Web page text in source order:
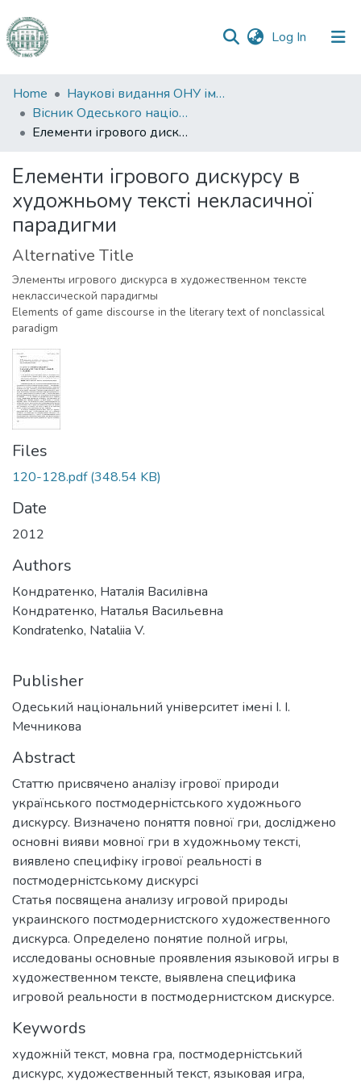
Log In (current)
Communities
&
Collections
Statistics
Home
Наукові видання ОНУ імені І. І. Мечникова
Вісник Одеського національного університету. Філологія
Елементи ігрового дискурсу в художньому тексті некласичної парадигми
Елементи ігрового дискурсу в
художньому тексті некласичної
парадигми
Alternative Title
Элементы игрового дискурса в художественном тексте
неклассической парадигмы
Elements of game discourse in the literary text of nonclassical
paradigm
Files
120-128.pdf(348.54 KB)
Date
2012
Authors
Кондратенко, Наталія Василівна
Кондратенко, Наталья Васильевна
Kondratenko, Nataliia V.
Publisher
Одеський національний університет імені І. І.
Мечникова
Abstract
Статтю присвячено аналізу ігрової природи
українського постмодерністського художнього
дискурсу. Визначено поняття повної гри, досліджено
основні вияви мовної гри в художньому тексті,
виявлено специфіку ігрової реальності в
постмодерністському дискурсі
Статья посвящена анализу игровой природы
украинского постмодернистского художественного
дискурса. Определено понятие полной игры,
исследованы основные проявления языковой игры в
художественном тексте, выявлена специфика
игровой реальности в постмодернистском дискурсе.
Keywords
художній текст, мовна гра, постмодерністський
дискурс, художественный текст, языковая игра,